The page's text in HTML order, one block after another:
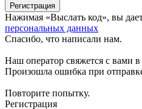
Регистрация
Нажимая «Выслать код», вы
персональных данных
Спасибо, что написали нам.
Наш оператор свяжется с вами
Произошла ошибка при
Повторите попытку.
Регистрация